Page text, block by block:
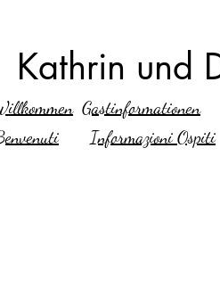
Kathrin und
Gastinformationen
envenutiInformazioni Ospiti